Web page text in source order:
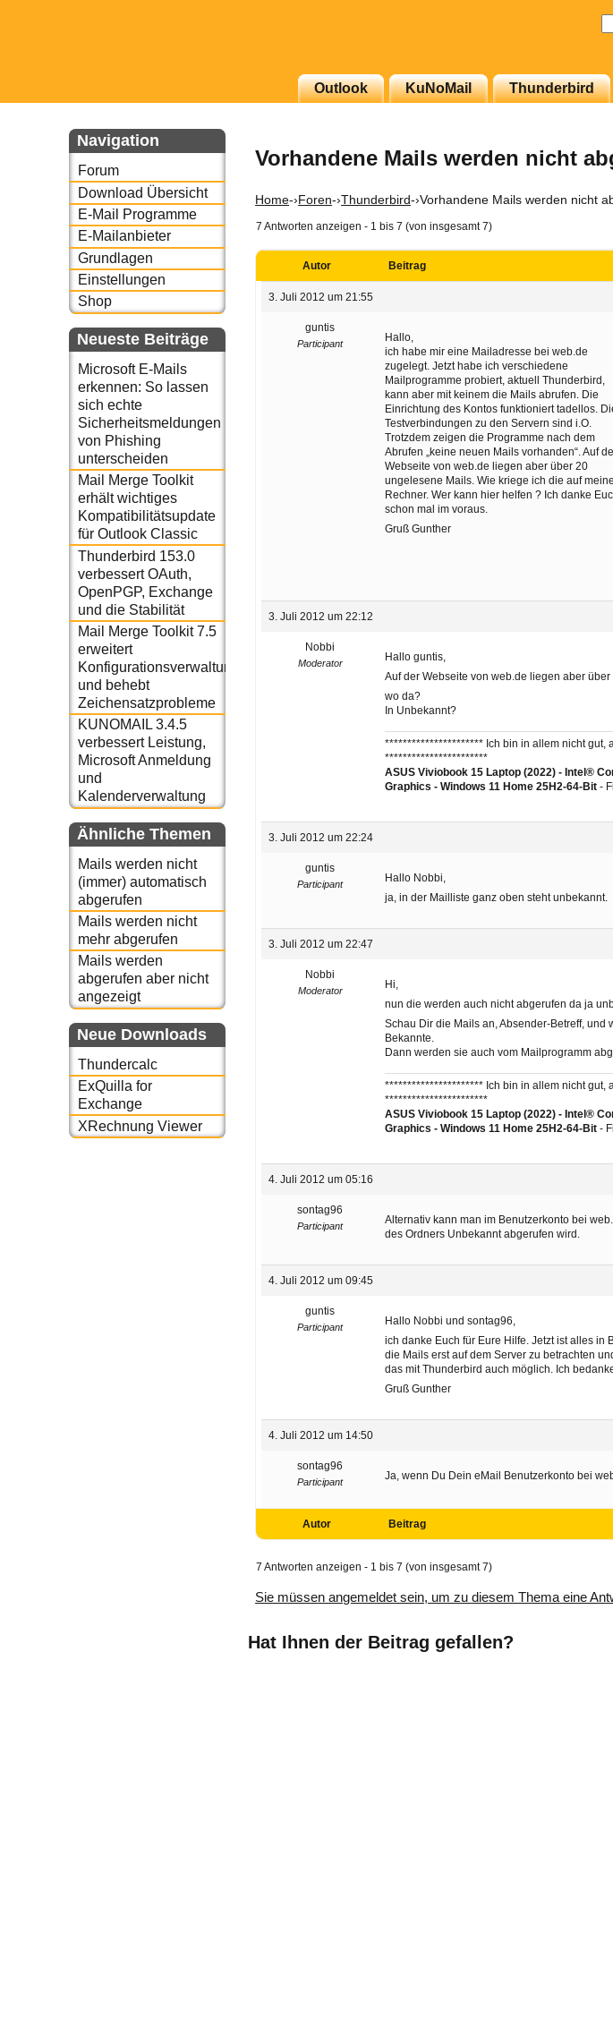
Outlook KuNoMail Thunderbird
Navigation
Forum
Download Übersicht
E-Mail Programme
E-Mailanbieter
Grundlagen
Einstellungen
Shop
Neueste Beiträge
Microsoft E-Mails
erkennen: So lassen
sich echte
Sicherheitsmeldungen
von Phishing
unterscheiden
Mail Merge Toolkit
erhält wichtiges
Kompatibilitätsupdate
für Outlook Classic
Thunderbird 153.0
verbessert OAuth,
OpenPGP, Exchange
und die Stabilität
Mail Merge Toolkit 7.5
erweitert
Konfigurationsverwaltung
und behebt
Zeichensatzprobleme
KUNOMAIL 3.4.5
verbessert Leistung,
Microsoft Anmeldung
und
Kalenderverwaltung
Ähnliche Themen
Mails werden nicht
(immer) automatisch
abgerufen
Mails werden nicht
mehr abgerufen
Mails werden
abgerufen aber nicht
angezeigt
Neue Downloads
Thundercalc
ExQuilla for
Exchange
XRechnung Viewer
Vorhandene Mails werden nicht
Home-›Foren-›Thunderbird-›Vorhandene Mails werden nicht
7 Antworten anzeigen - 1 bis 7 (von insgesamt 7)
Autor Beitrag
3. Juli 2012 um 21:55
guntis
Participant
Hallo,
ich habe mir eine Mailadresse bei web.de
zugelegt. Jetzt habe ich verschiedene
Mailprogramme probiert, aktuell Thunderbird,
kann aber mit keinem die Mails abrufen. Die
Einrichtung des Kontos funktioniert tadellos.
Testverbindungen zu den Servern sind i.O.
Trotzdem zeigen die Programme nach dem
Abrufen „keine neuen Mails vorhanden“. Auf
Webseite von web.de liegen aber über 20
ungelesene Mails. Wie kriege ich die auf
Rechner. Wer kann hier helfen ? Ich danke
schon mal im voraus.
Gruß Gunther
3. Juli 2012 um 22:12
Nobbi
Moderator
Hallo guntis,
Auf der Webseite von web.de liegen aber
wo da?
In Unbekannt?
********************** Ich bin in allem nicht gut,
***********************
ASUS Viviobook 15 Laptop (2022) - Intel®
Graphics -Windows 11 Home 25H2-64-Bit -
3. Juli 2012 um 22:24
guntis
Participant
Hallo Nobbi,
ja, in der Mailliste ganz oben steht unbekannt.
3. Juli 2012 um 22:47
Nobbi
Moderator
Hi,
nun die werden auch nicht abgerufen da ja
Schau Dir die Mails an, Absender-Betreff,
Bekannte.
Dann werden sie auch vom Mailprogramm
********************** Ich bin in allem nicht gut,
***********************
ASUS Viviobook 15 Laptop (2022) - Intel®
Graphics -Windows 11 Home 25H2-64-Bit -
4. Juli 2012 um 05:16
sontag96
Participant
Alternativ kann man im Benutzerkonto bei
des Ordners Unbekannt abgerufen wird.
4. Juli 2012 um 09:45
guntis
Participant
Hallo Nobbi und sontag96,
ich danke Euch für Eure Hilfe. Jetzt ist alles in
die Mails erst auf dem Server zu betrachten
das mit Thunderbird auch möglich. Ich
Gruß Gunther
4. Juli 2012 um 14:50
sontag96
Participant Ja, wenn Du Dein eMail Benutzerkonto bei
Autor Beitrag
7 Antworten anzeigen - 1 bis 7 (von insgesamt 7)
Sie müssen angemeldet sein, um zu diesem Thema eine
Hat Ihnen der Beitrag gefallen?
oder auch